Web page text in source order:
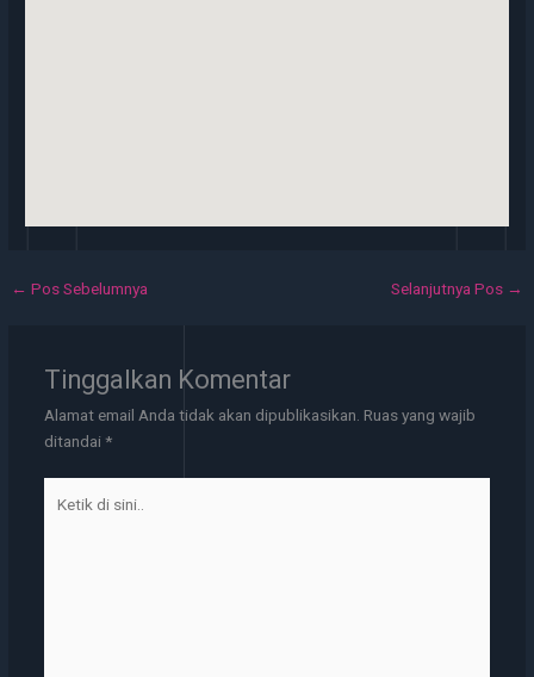
← Pos Sebelumnya Selanjutnya Pos →
Tinggalkan Komentar
Alamat email Anda tidak akan dipublikasikan. Ruas yang wajib
ditandai *